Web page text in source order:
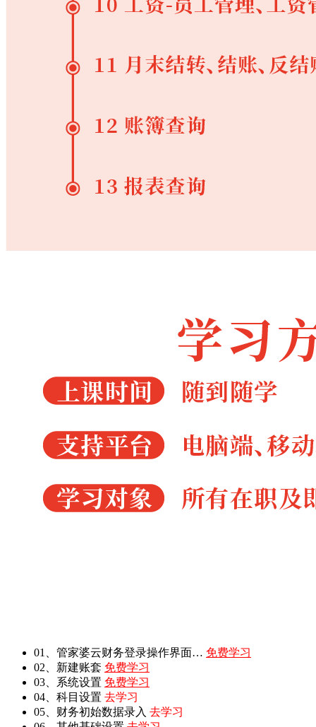
01、管家婆云财务登录操作界面… 免费学习
02、新建账套 免费学习
03、系统设置 免费学习
04、科目设置 去学习
05、财务初始数据录入 去学习